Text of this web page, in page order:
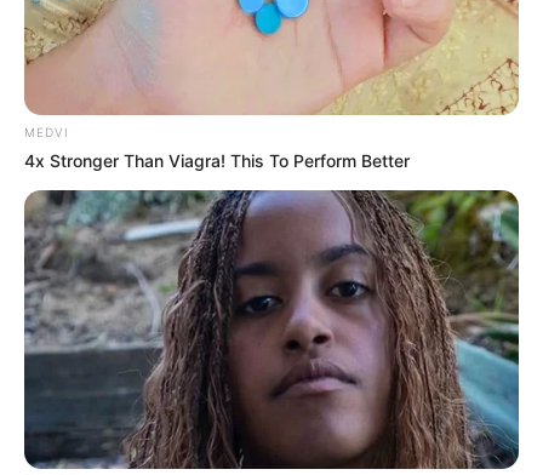
MEDVI
4x Stronger Than Viagra! This To Perform Better